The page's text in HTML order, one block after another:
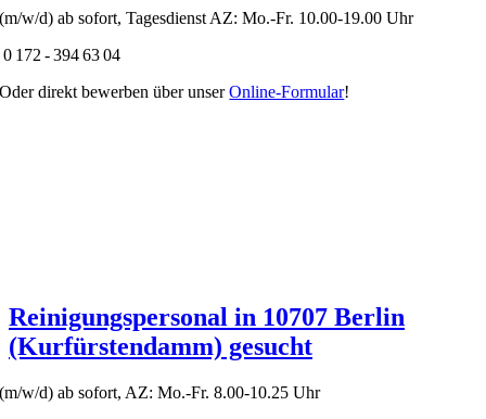
(m/w/d) ab sofort, Tagesdienst AZ: Mo.-Fr. 10.00-19.00 Uhr
0 172 - 394 63 04
Oder direkt bewerben über unserOnline-Formular!
Reinigungspersonal in 10707 Berlin
(Kurfürstendamm) gesucht
(m/w/d) ab sofort, AZ: Mo.-Fr. 8.00-10.25 Uhr